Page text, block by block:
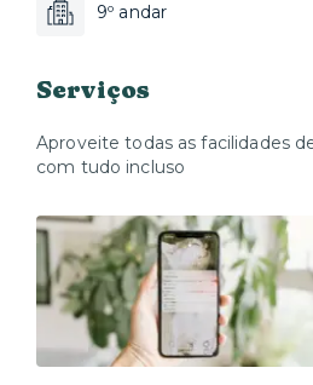
9º andar
Serviços
Aproveite todas as facilidades
com tudo incluso